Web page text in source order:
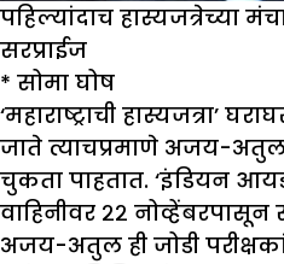
पहिल्यांदाच हास्यजत्रेच्या
सरप्राईज
* सोमा घोष
‘महाराष्ट्राची हास्यजत्रा’
जाते त्याचप्रमाणे अजय-अतुल
चुकता पाहतात. ‘इंडियन
वाहिनीवर २२ नोव्हेंबरपासून
अजय-अतुल ही जोडी